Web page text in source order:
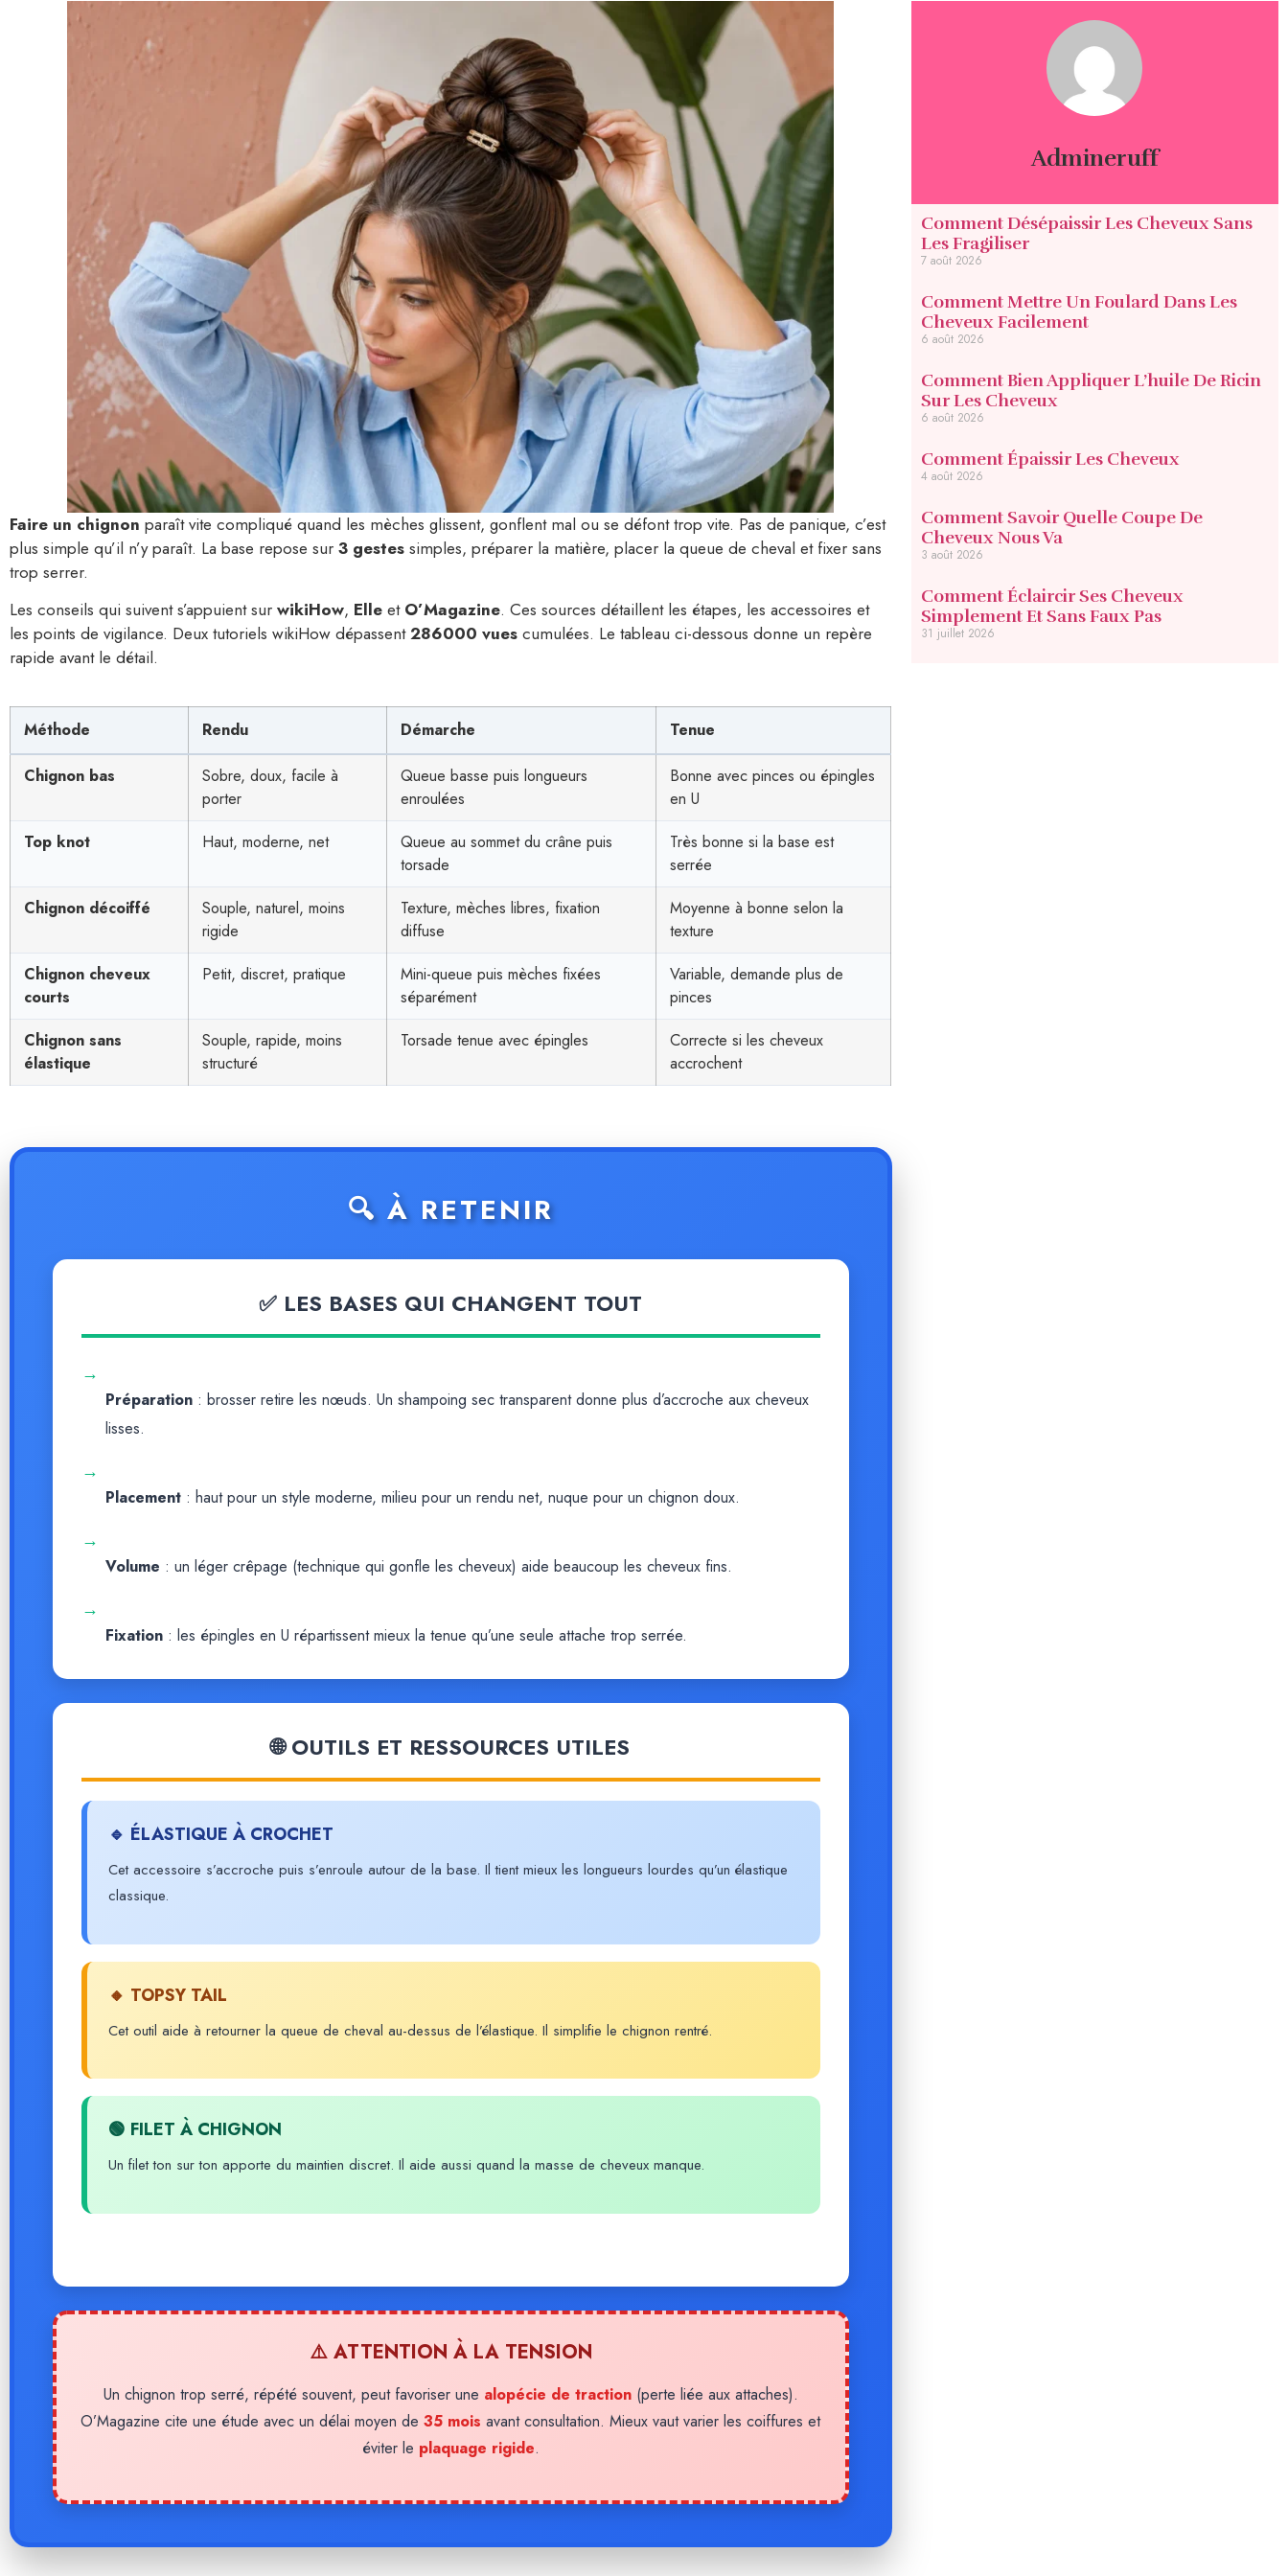
Faire un chignon paraît vite compliqué quand les mèches glissent, gonflent mal ou se défont trop vite. Pas de panique, c’est
plus simple qu’il n’y paraît. La base repose sur 3 gestes simples, préparer la matière, placer la queue de cheval et fixer sans
trop serrer.
Les conseils qui suivent s’appuient sur wikiHow, Elle et O’Magazine. Ces sources détaillent les étapes, les accessoires et
les points de vigilance. Deux tutoriels wikiHow dépassent286000 vues cumulées. Le tableau ci-dessous donne un repère
rapide avant le détail.
Méthode Rendu Démarche Tenue
Chignon bas
Sobre, doux, facile à
porter
Queue basse puis longueurs
enroulées
Bonne avec pinces ou épingles
en U
Top knot
Haut, moderne, net
Queue au sommet du crâne puis
torsade
Très bonne si la base est
serrée
Chignon décoiffé
Souple, naturel, moins
rigide
Texture, mèches libres, fixation
diffuse
Moyenne à bonne selon la
texture
Chignon cheveux
courts
Petit, discret, pratique
Mini-queue puis mèches fixées
séparément
Variable, demande plus de
pinces
Chignon sans
élastique
Souple, rapide, moins
structuré
Torsade tenue avec épingles
Correcte si les cheveux
accrochent
🔍 À RETENIR
✅ LES BASES QUI CHANGENT TOUT
→
Préparation : brosser retire les nœuds. Un shampoing sec transparent donne plus d’accroche aux cheveux
lisses.
→
Placement : haut pour un style moderne, milieu pour un rendu net, nuque pour un chignon doux.
→
Volume : un léger crêpage (technique qui gonfle les cheveux) aide beaucoup les cheveux fins.
→
Fixation : les épingles en U répartissent mieux la tenue qu’une seule attache trop serrée.
🌐 OUTILS ET RESSOURCES UTILES
🔹 ÉLASTIQUE À CROCHET
Cet accessoire s’accroche puis s’enroule autour de la base. Il tient mieux les longueurs lourdes qu’un élastique
classique.
🔸 TOPSY TAIL
Cet outil aide à retourner la queue de cheval au-dessus de l’élastique. Il simplifie le chignon rentré.
🟢 FILET À CHIGNON
Un filet ton sur ton apporte du maintien discret. Il aide aussi quand la masse de cheveux manque.
⚠️ ATTENTION À LA TENSION
Un chignon trop serré, répété souvent, peut favoriser une alopécie de traction(perte liée aux attaches).
O’Magazine cite une étude avec un délai moyen de35 mois avant consultation. Mieux vaut varier les coiffures et
éviter le plaquage rigide.
Admineruff
Comment Désépaissir Les Cheveux Sans
Les Fragiliser
7 août 2026
Comment Mettre Un Foulard Dans Les
Cheveux Facilement
6 août 2026
Comment Bien Appliquer L’huile De Ricin
Sur Les Cheveux
6 août 2026
Comment Épaissir Les Cheveux
4 août 2026
Comment Savoir Quelle Coupe De
Cheveux Nous Va
3 août 2026
Comment Éclaircir Ses Cheveux
Simplement Et Sans Faux Pas
31 juillet 2026